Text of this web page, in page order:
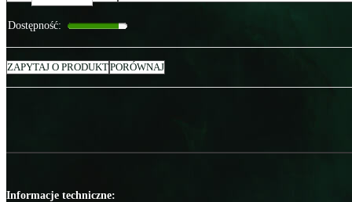
Dostępność:
ZAPYTAJ O PRODUKTPORÓWNAJ
Informacje techniczne: